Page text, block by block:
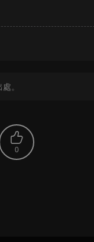
。
0